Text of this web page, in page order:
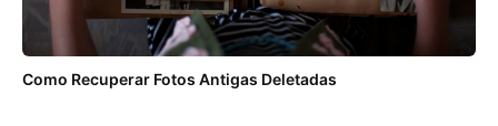
Como Recuperar Fotos Antigas Deletadas